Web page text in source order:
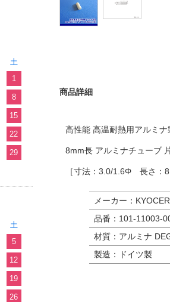
商品詳細
高性能 高温耐熱用アルミナ
8mm長 アルミナチューブ
［寸法：3.0/1.6Φ 長さ：8
メーカー：
品番：101-11003-
材質：アルミナ
製造：ドイツ製
土
1
8
15
22
29
土
5
12
19
26